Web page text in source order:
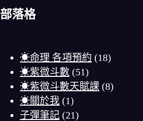
部落格
☀命理 各項預約 (18)
☀紫微斗數 (51)
☀紫微斗數天賦課 (8)
☀關於我 (1)
子彈筆記 (21)